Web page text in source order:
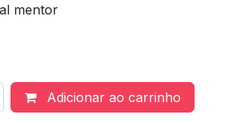
mentor
Adicionar ao carrinho